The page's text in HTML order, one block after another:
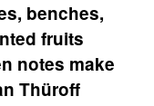
benches,
fruits
notes make
Thüroff